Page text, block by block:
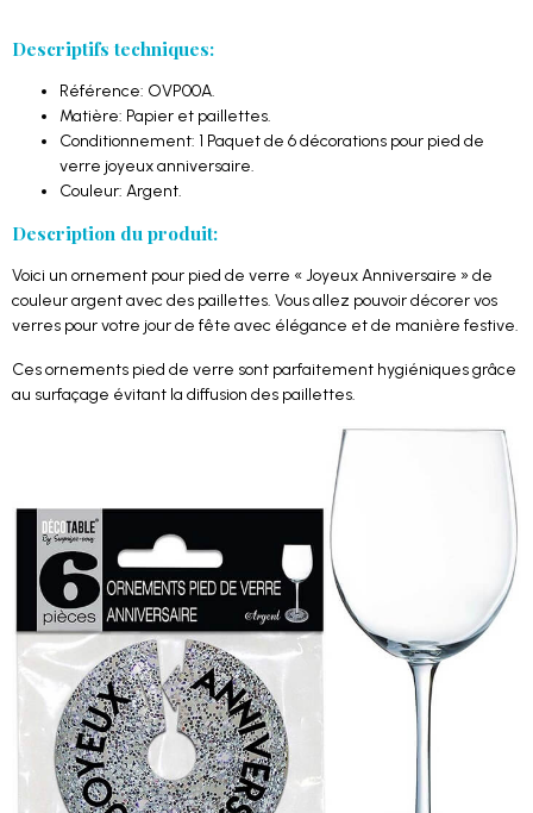
Descriptifs techniques:
Référence: OVP00A.
Matière: Papier et paillettes.
Conditionnement: 1 Paquet de 6 décorations pour pied de
verre joyeux anniversaire.
Couleur: Argent.
Description du produit:
Voici un ornement pour pied de verre « Joyeux Anniversaire » de
couleur argent avec des paillettes. Vous allez pouvoir décorer vos
verres pour votre jour de fête avec élégance et de manière festive.
Ces ornements pied de verre sont parfaitement hygiéniques grâce
au surfaçage évitant la diffusion des paillettes.